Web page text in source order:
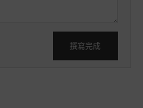
撰寫完成